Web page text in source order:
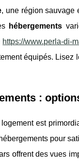
, une région sauvage
hébergements
https://www.perla-di-
équipés. Lisez
:
est
pour
offrent des vues